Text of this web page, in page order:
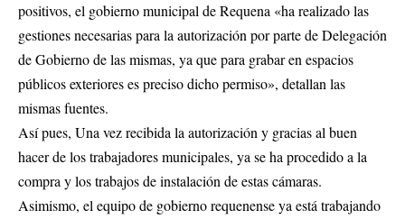
positivos, el gobierno municipal de Requena «ha realizado las
gestiones necesarias para la autorización por parte de Delegación
de Gobierno de las mismas, ya que para grabar en espacios
públicos exteriores es preciso dicho permiso», detallan las
mismas fuentes.
Así pues, Una vez recibida la autorización y gracias al buen
hacer de los trabajadores municipales, ya se ha procedido a la
compra y los trabajos de instalación de estas cámaras.
Asimismo, el equipo de gobierno requenense ya está trabajando